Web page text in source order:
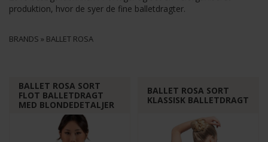
produktion, hvor de syer de fine balletdragter.
BRANDS » BALLET ROSA
BALLET ROSA SORT
FLOT BALLETDRAGT
MED BLONDEDETALJER
BALLET ROSA SORT
KLASSISK BALLETDRAGT